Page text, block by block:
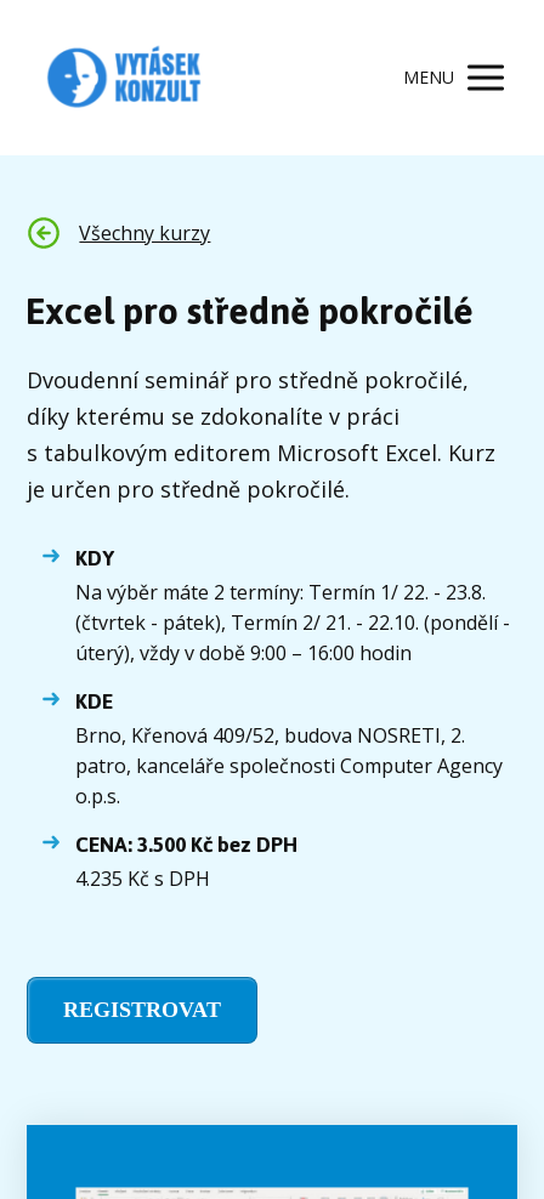
MENU
Všechny kurzy
Excel pro středně pokročilé
Dvoudenní seminář pro středně pokročilé,
díky kterému se zdokonalíte v práci
s tabulkovým editorem Microsoft Excel. Kurz
je určen pro středně pokročilé.
KDY
Na výběr máte 2 termíny: Termín 1/ 22. - 23.8.
(čtvrtek - pátek), Termín 2/ 21. - 22.10. (pondělí -
úterý), vždy v době 9:00 – 16:00 hodin
KDE
Brno, Křenová 409/52, budova NOSRETI, 2.
patro, kanceláře společnosti Computer Agency
o.p.s.
CENA: 3.500 Kč bez DPH
4.235 Kč s DPH
REGISTROVAT